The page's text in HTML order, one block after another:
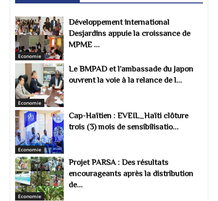
Economie
Développement international
Desjardins appuie la croissance de
MPME ...
Economie
Le BMPAD et l’ambassade du Japon
ouvrent la voie à la relance de l...
Economie
Cap-Haïtien : EVEIL_Haïti clôture
trois (3) mois de sensibilisatio...
Economie
Projet PARSA : Des résultats
encourageants après la distribution
de...